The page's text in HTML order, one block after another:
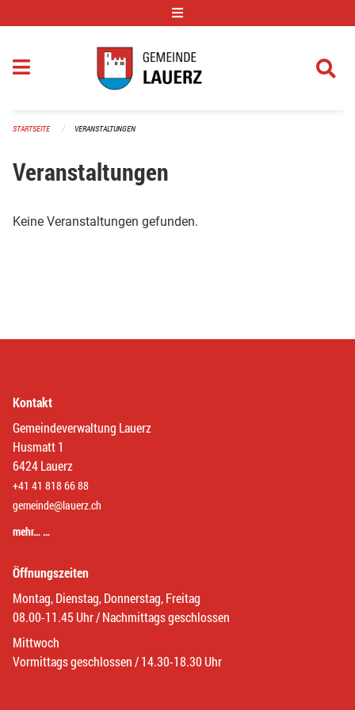
STARTSEITE VERANSTALTUNGEN
Veranstaltungen
Keine Veranstaltungen gefunden.
Kontakt
Gemeindeverwaltung Lauerz
Husmatt 1
6424 Lauerz
+41 41 818 66 88
gemeinde@lauerz.ch
mehr… …
Öffnungszeiten
Montag, Dienstag, Donnerstag, Freitag
08.00-11.45 Uhr / Nachmittags geschlossen
Mittwoch
Vormittags geschlossen / 14.30-18.30 Uhr